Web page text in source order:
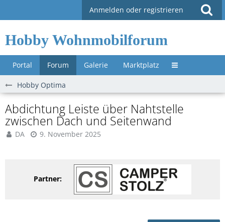
Anmelden oder registrieren
Hobby Wohnmobilforum
Portal Forum Galerie Marktplatz Untermenü »
Hobby Optima
Abdichtung Leiste über Nahtstelle
zwischen Dach und Seitenwand
DA 9. November 2025
Partner: